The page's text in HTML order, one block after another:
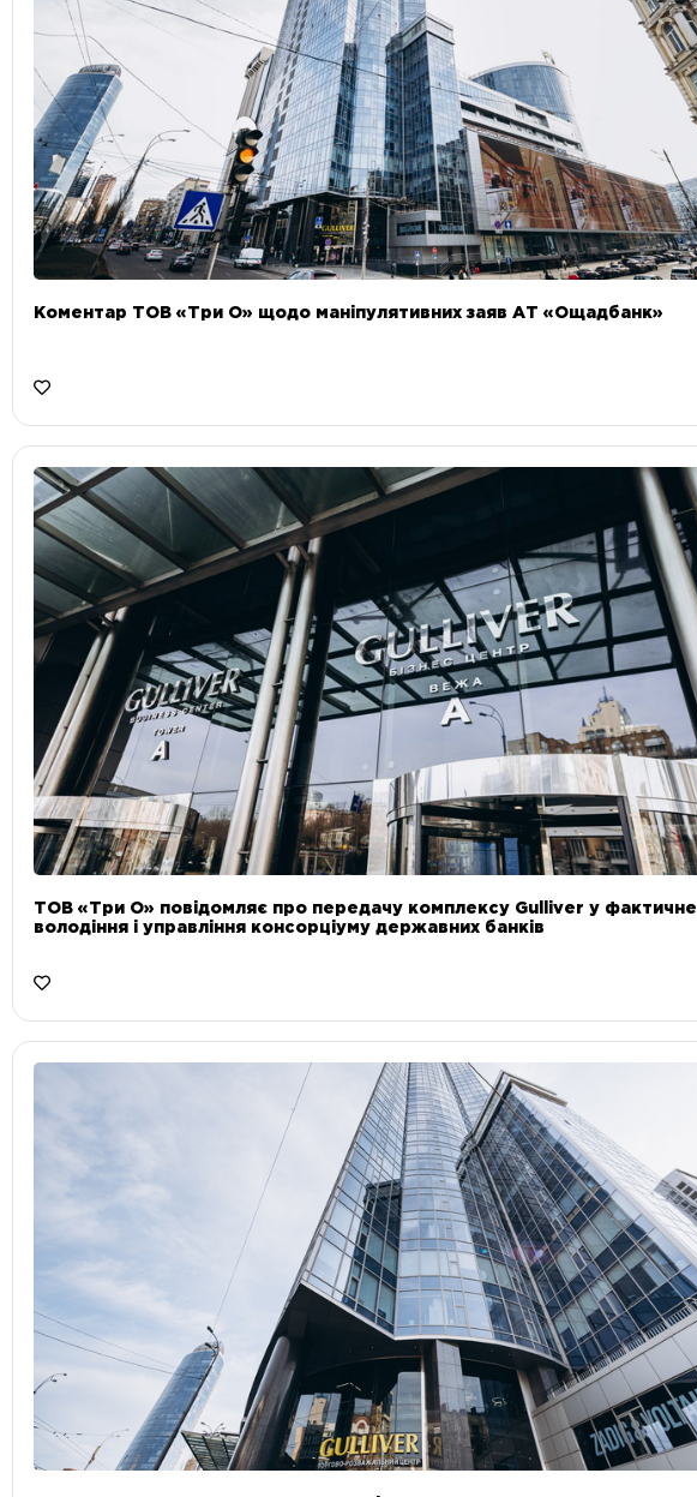
Коментар ТОВ «Три О» щодо маніпулятивних заяв АТ «Ощадбанк»
ТОВ «Три О» повідомляє про передачу комплексу Gulliver у фактичне
володіння і управління консорціуму державних банків